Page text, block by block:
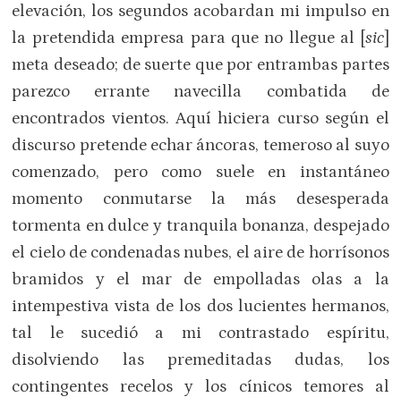
elevación, los segundos acobardan mi impulso en
la pretendida empresa para que no llegue al [ sic]
meta deseado; de suerte que por entrambas partes
parezco errante navecilla combatida de
encontrados vientos. Aquí hiciera curso según el
discurso pretende echar áncoras, temeroso al suyo
comenzado, pero como suele en instantáneo
momento conmutarse la más desesperada
tormenta en dulce y tranquila bonanza, despejado
el cielo de condenadas nubes, el aire de horrísonos
bramidos y el mar de empolladas olas a la
intempestiva vista de los dos lucientes hermanos,
tal le sucedió a mi contrastado espíritu,
disolviendo las premeditadas dudas, los
contingentes recelos y los cínicos temores al